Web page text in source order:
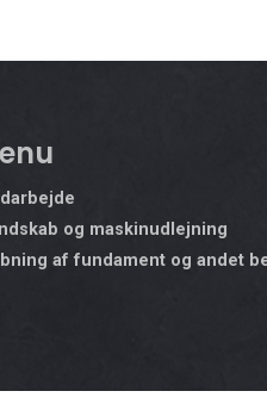
og maskinudlejning
af fundament og andet